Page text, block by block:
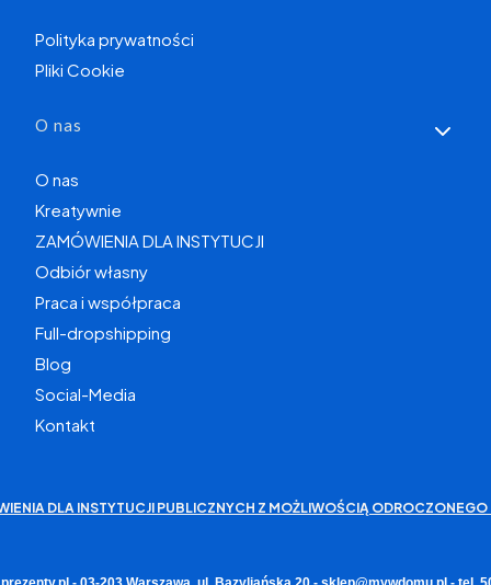
Polityka prywatności
Pliki Cookie
O nas
O nas
Kreatywnie
ZAMÓWIENIA DLA INSTYTUCJI
Odbiór własny
Praca i współpraca
Full-dropshipping
Blog
Social-Media
Kontakt
DLA INSTYTUCJI PUBLICZNYCH Z MOŻLIWOŚCIĄ ODROCZONEGO